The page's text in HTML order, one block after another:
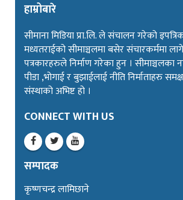
हाम्रोबारे
सीमाना मिडिया प्रा.लि. ले संचालन गरेको
मध्यतराईको सीमाञ्चलमा बसेर संचारकर्ममा
पत्रकारहरुले निर्माण गरेका हुन । सीमाञ्चलका
पीडा ,भोगाई र बुझाईलाई नीति निर्माताहरु
संस्थाको अभिष्ट हो ।
CONNECT WITH US
सम्पादक
कृष्णचन्द्र लामिछाने